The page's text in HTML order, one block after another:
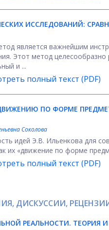
ИССЛЕДОВАНИЙ:
является важнейшим
Этот метод
и ...
полный текст (PDF)
ПО ФОРМЕ
Соколова
идей Э.В. Ильенкова для
их «движение по форме
полный текст (PDF)
ДИСКУССИИ,
РЕАЛЬНОСТИ.